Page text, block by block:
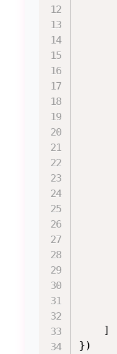
    ]
})